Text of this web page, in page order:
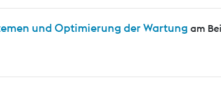
und Optimierung der Wartung am